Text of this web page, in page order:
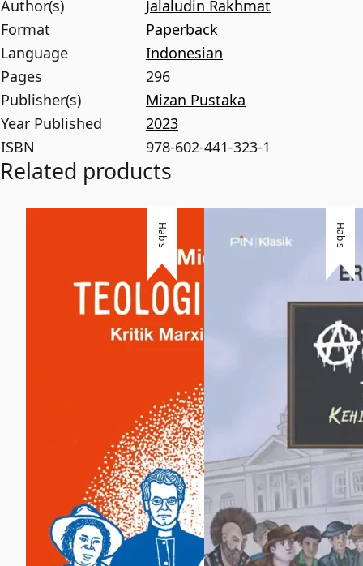
Author(s)
Jalaludin Rakhmat
Format
Paperback
Language
Indonesian
Pages
296
Publisher(s)
Mizan Pustaka
Year Published
2023
ISBN
978-602-441-323-1
Related products
Habis Habis